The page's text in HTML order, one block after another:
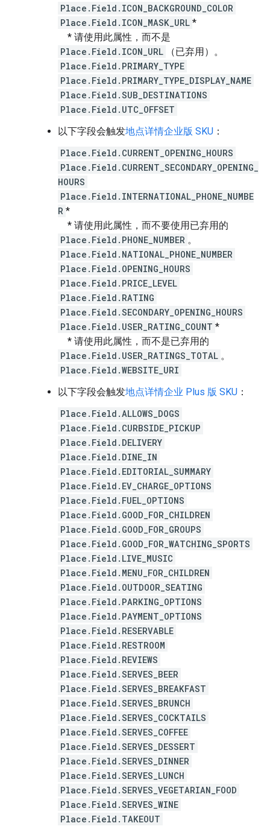
Place.Field.ICON_BACKGROUND_COLOR
Place.Field.ICON_MASK_URL *
* 请使用此属性，而不是
Place.Field.ICON_URL
（已弃用）。
Place.Field.PRIMARY_TYPE
Place.Field.PRIMARY_TYPE_DISPLAY_NAME
Place.Field.SUB_DESTINATIONS
Place.Field.UTC_OFFSET
以下字段会触发地点详情企业版 SKU ：
Place.Field.CURRENT_OPENING_HOURS
Place.Field.CURRENT_SECONDARY_OPENING_
HOURS
Place.Field.INTERNATIONAL_PHONE_NUMBE
R *
* 请使用此属性，而不要使用已弃用的
Place.Field.PHONE_NUMBER 。
Place.Field.NATIONAL_PHONE_NUMBER
Place.Field.OPENING_HOURS
Place.Field.PRICE_LEVEL
Place.Field.RATING
Place.Field.SECONDARY_OPENING_HOURS
Place.Field.USER_RATING_COUNT *
* 请使用此属性，而不是已弃用的
Place.Field.USER_RATINGS_TOTAL 。
Place.Field.WEBSITE_URI
以下字段会触发地点详情企业 Plus 版 SKU ：
Place.Field.ALLOWS_DOGS
Place.Field.CURBSIDE_PICKUP
Place.Field.DELIVERY
Place.Field.DINE_IN
Place.Field.EDITORIAL_SUMMARY
Place.Field.EV_CHARGE_OPTIONS
Place.Field.FUEL_OPTIONS
Place.Field.GOOD_FOR_CHILDREN
Place.Field.GOOD_FOR_GROUPS
Place.Field.GOOD_FOR_WATCHING_SPORTS
Place.Field.LIVE_MUSIC
Place.Field.MENU_FOR_CHILDREN
Place.Field.OUTDOOR_SEATING
Place.Field.PARKING_OPTIONS
Place.Field.PAYMENT_OPTIONS
Place.Field.RESERVABLE
Place.Field.RESTROOM
Place.Field.REVIEWS
Place.Field.SERVES_BEER
Place.Field.SERVES_BREAKFAST
Place.Field.SERVES_BRUNCH
Place.Field.SERVES_COCKTAILS
Place.Field.SERVES_COFFEE
Place.Field.SERVES_DESSERT
Place.Field.SERVES_DINNER
Place.Field.SERVES_LUNCH
Place.Field.SERVES_VEGETARIAN_FOOD
Place.Field.SERVES_WINE
Place.Field.TAKEOUT